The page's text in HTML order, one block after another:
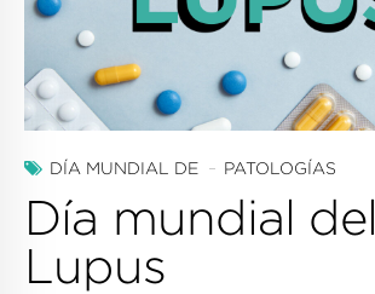
DÍA MUNDIAL DE PATOLOGÍAS
Día mundial del
Lupus